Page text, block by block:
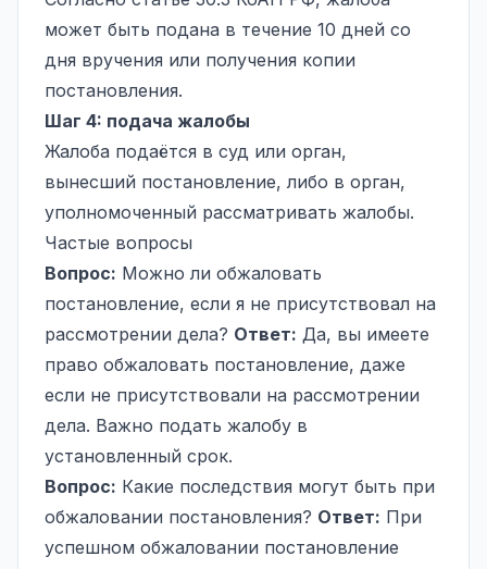
может быть подана в течение 10 дней со
дня вручения или получения копии
постановления.
Шаг 4: подача жалобы
Жалоба подаётся в суд или орган,
вынесший постановление, либо в орган,
уполномоченный рассматривать жалобы.
Частые вопросы
Вопрос: Можно ли обжаловать
постановление, если я не присутствовал на
рассмотрении дела? Ответ: Да, вы имеете
право обжаловать постановление, даже
если не присутствовали на рассмотрении
дела. Важно подать жалобу в
установленный срок.
Вопрос: Какие последствия могут быть при
обжаловании постановления? Ответ: При
успешном обжаловании постановление